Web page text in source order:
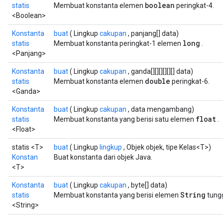
statis
<Boolean>
Membuat konstanta elemen boolean peringkat-4.
Konstanta
statis
<Panjang>
buat( Lingkup cakupan , panjang[] data)
Membuat konstanta peringkat-1 elemen long
Konstanta
statis
<Ganda>
buat( Lingkup cakupan , ganda[][][][][][] data)
Membuat konstanta elemen double peringkat-6.
Konstanta
statis
<Float>
buat( Lingkup cakupan , data mengambang)
Membuat konstanta yang berisi satu elemen float
statis <T>
Konstan
<T>
buat( Lingkup lingkup , Objek objek, tipe Kelas<T>)
Buat konstanta dari objek Java.
Konstanta
statis
<String>
buat( Lingkup cakupan , byte[] data)
Membuat konstanta yang berisi elemen String